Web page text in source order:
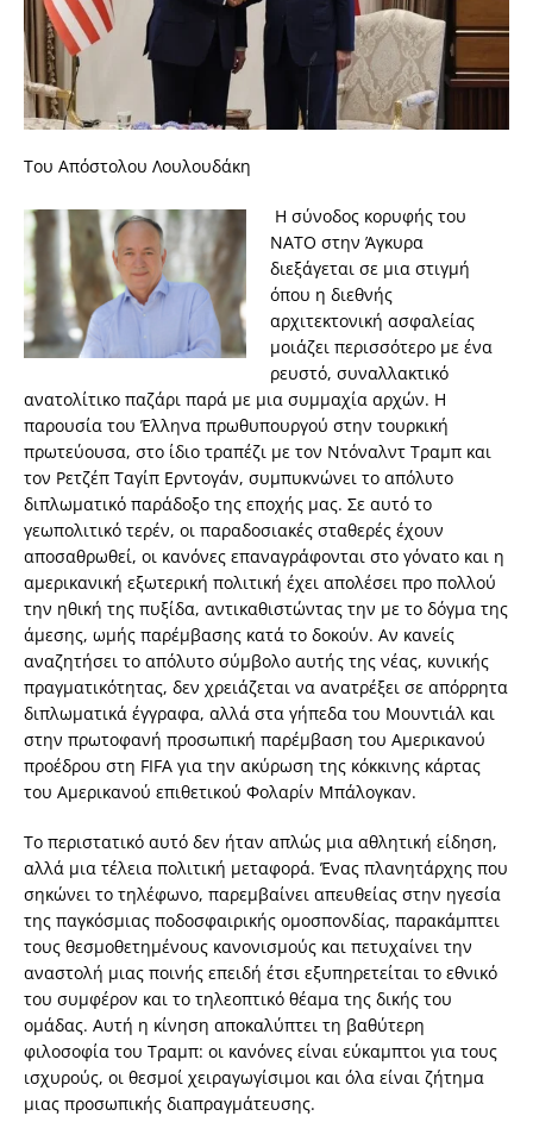
Του Απόστολου Λουλουδάκη
Η σύνοδος κορυφής του
ΝΑΤΟ στην Άγκυρα
διεξάγεται σε μια στιγμή
όπου η διεθνής
αρχιτεκτονική ασφαλείας
μοιάζει περισσότερο με ένα
ρευστό, συναλλακτικό
ανατολίτικο παζάρι παρά με μια συμμαχία αρχών. Η
παρουσία του Έλληνα πρωθυπουργού στην τουρκική
πρωτεύουσα, στο ίδιο τραπέζι με τον Ντόναλντ Τραμπ και
τον Ρετζέπ Ταγίπ Ερντογάν, συμπυκνώνει το απόλυτο
διπλωματικό παράδοξο της εποχής μας. Σε αυτό το
γεωπολιτικό τερέν, οι παραδοσιακές σταθερές έχουν
αποσαθρωθεί, οι κανόνες επαναγράφονται στο γόνατο και η
αμερικανική εξωτερική πολιτική έχει απολέσει προ πολλού
την ηθική της πυξίδα, αντικαθιστώντας την με το δόγμα της
άμεσης, ωμής παρέμβασης κατά το δοκούν. Αν κανείς
αναζητήσει το απόλυτο σύμβολο αυτής της νέας, κυνικής
πραγματικότητας, δεν χρειάζεται να ανατρέξει σε απόρρητα
διπλωματικά έγγραφα, αλλά στα γήπεδα του Μουντιάλ και
στην πρωτοφανή προσωπική παρέμβαση του Αμερικανού
προέδρου στη FIFA για την ακύρωση της κόκκινης κάρτας
του Αμερικανού επιθετικού Φολαρίν Μπάλογκαν.
Το περιστατικό αυτό δεν ήταν απλώς μια αθλητική είδηση,
αλλά μια τέλεια πολιτική μεταφορά. Ένας πλανητάρχης που
σηκώνει το τηλέφωνο, παρεμβαίνει απευθείας στην ηγεσία
της παγκόσμιας ποδοσφαιρικής ομοσπονδίας, παρακάμπτει
τους θεσμοθετημένους κανονισμούς και πετυχαίνει την
αναστολή μιας ποινής επειδή έτσι εξυπηρετείται το εθνικό
του συμφέρον και το τηλεοπτικό θέαμα της δικής του
ομάδας. Αυτή η κίνηση αποκαλύπτει τη βαθύτερη
φιλοσοφία του Τραμπ: οι κανόνες είναι εύκαμπτοι για τους
ισχυρούς, οι θεσμοί χειραγωγίσιμοι και όλα είναι ζήτημα
μιας προσωπικής διαπραγμάτευσης.